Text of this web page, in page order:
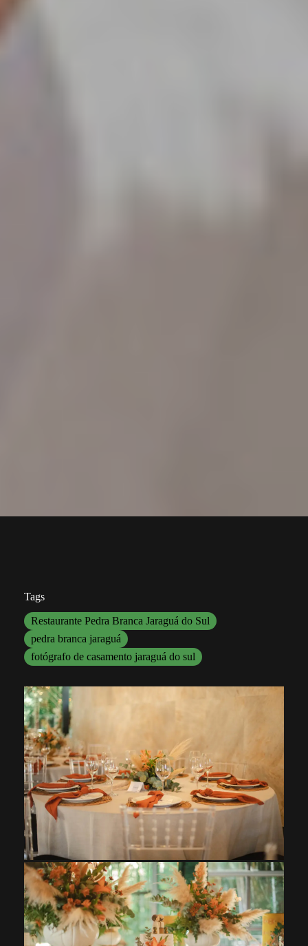
Tags
Restaurante Pedra Branca Jaraguá do Sul
pedra branca jaraguá
fotógrafo de casamento jaraguá do sul